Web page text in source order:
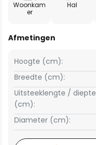
Woonkam
er
Hal
Afmetingen
Breedte (cm):
Hoogte (cm):
Uitsteeklengte / diepte
(cm):
Diameter (cm):